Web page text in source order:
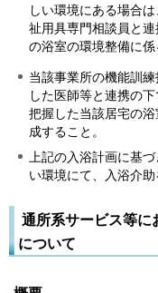
しい環境にある場合
祉用具専門相談員と
の浴室の環境整備に係
当該事業所の機能訓
した医師等と連携の
把握した当該居宅の
成すること。
上記の入浴計画に基
い環境にて、入浴介助
通所系サービス等に
について